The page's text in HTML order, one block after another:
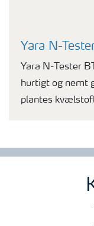
Yara N-
Yara N-Tester
hurtigt og nemt
plantes